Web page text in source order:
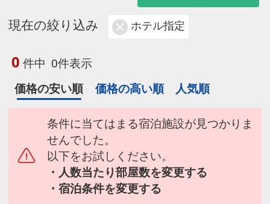
現在の絞り込み ホテル指定
0 件中 0件表示
価格の安い順
価格の高い順 人気順
条件に当てはまる宿泊施設が見つかりま
せんでした。
以下をお試しください。
・人数当たり部屋数を変更する
・宿泊条件を変更する